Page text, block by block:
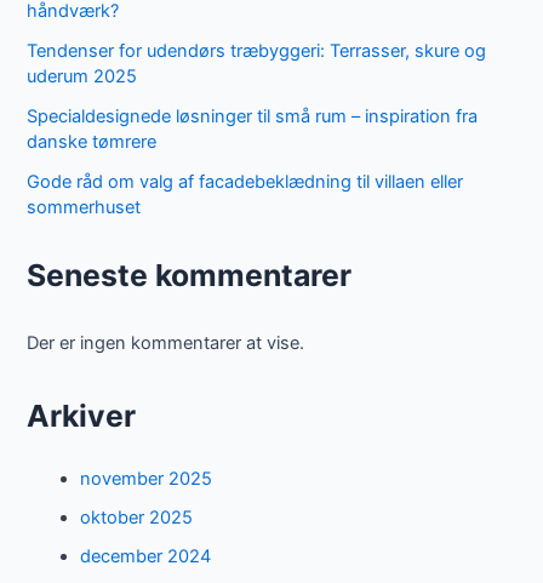
håndværk?
Tendenser for udendørs træbyggeri: Terrasser, skure og
uderum 2025
Specialdesignede løsninger til små rum – inspiration fra
danske tømrere
Gode råd om valg af facadebeklædning til villaen eller
sommerhuset
Seneste kommentarer
Der er ingen kommentarer at vise.
Arkiver
november 2025
oktober 2025
december 2024